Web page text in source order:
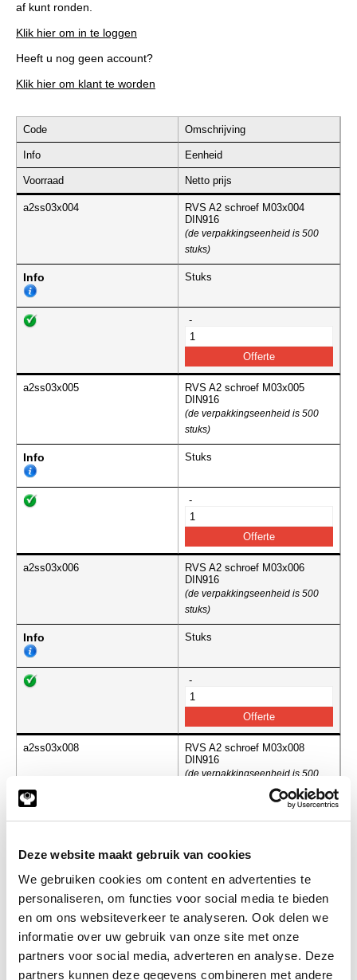
Deze website maakt gebruik van cookies
We gebruiken cookies om content en advertenties te
personaliseren, om functies voor social media te bieden
en om ons websiteverkeer te analyseren. Ook delen we
informatie over uw gebruik van onze site met onze
partners voor social media, adverteren en analyse. Deze
partners kunnen deze gegevens combineren met andere
af kunt ronden.
Klik hier om in te loggen
Heeft u nog geen account?
Klik hier om klant te worden
Code Omschrijving
Info Eenheid
Voorraad Netto prijs
a2ss03x004
RVS A2 schroef M03x004
DIN916
(de verpakkingseenheid is 500
stuks)
Info Stuks
-
a2ss03x005
RVS A2 schroef M03x005
DIN916
(de verpakkingseenheid is 500
stuks)
Info Stuks
-
a2ss03x006
RVS A2 schroef M03x006
DIN916
(de verpakkingseenheid is 500
stuks)
Info Stuks
-
a2ss03x008
RVS A2 schroef M03x008
DIN916
(de verpakkingseenheid is 500
-
RVS A2 schroef M03x010
DIN916
(de verpakkingseenheid is 500